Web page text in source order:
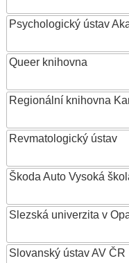
Psychologický ústav
Queer knihovna
Regionální knihovna
Revmatologický ústav
Škoda Auto Vysoká
Slezská univerzita v
Slovanský ústav AV ČR